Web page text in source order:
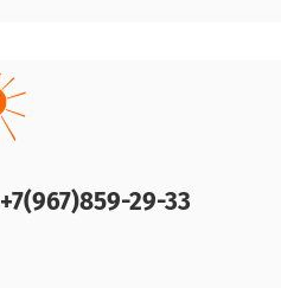
+7(967)859-29-33